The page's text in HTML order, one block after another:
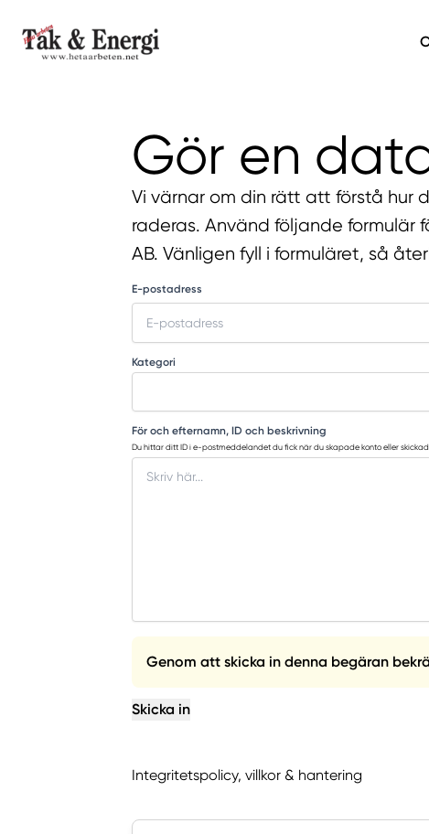
Gör en
Vi värnar om din rätt att förstå hur
raderas. Använd följande
AB. Vänligen fyll i formuläret, så
E-postadress
Kategori
För och efternamn, ID och beskrivning
Du hittar ditt ID i e-postmeddelandet du fick när du skapade konto eller
Genom att skicka in denna begäran
Skicka in
Integritetspolicy, villkor & hantering